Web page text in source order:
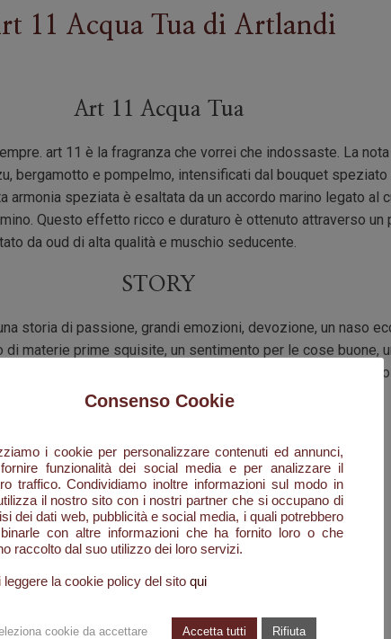
11 Acqua Tua di Artlandi
Art 11 Acqua Tua
art 11 è la fragranza che vorrei che indossaste. La
bergamotto e pompelmo, intensificati dal bouquet
armonia speziata è esaltata da un accordo marino legato al
Questo effetto ricco e duraturo è ottenuto attraverso
da oud di alta qualità e muschio seducente.
STORY
storia di passione, grandi emozioni, devozione, un naso
di materie prime squisite, un sentimento per le cose buone,
un'ottima memoria e tanta pazienza. Tutto combinato
Consenso Cookie
i cookie per personalizzare contenuti ed annunci,
funzionalità dei social media e per analizzare il
traffico. Condividiamo inoltre informazioni sul modo in
il nostro sito con i nostri partner che si occupano di
dei dati web, pubblicità e social media, i quali potrebbero
con altre informazioni che ha fornito loro o che
raccolto dal suo utilizzo dei loro servizi.
leggere la cookie policy del sito qui
cookie da accettare Accetta tutti Rifiuta